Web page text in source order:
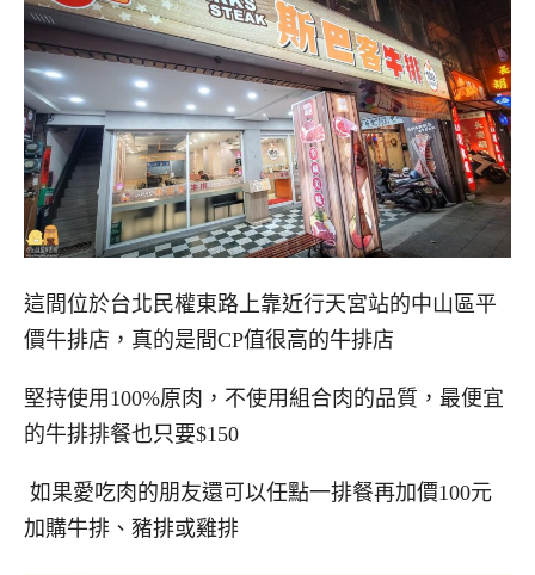
這間位於台北民權東路上靠近行天宮站的中山區平
價牛排店，真的是間CP值很高的牛排店
堅持使用100%原肉，不使用組合肉的品質，最便宜
的牛排排餐也只要$150
如果愛吃肉的朋友還可以任點一排餐再加價100元
加購牛排、豬排或雞排